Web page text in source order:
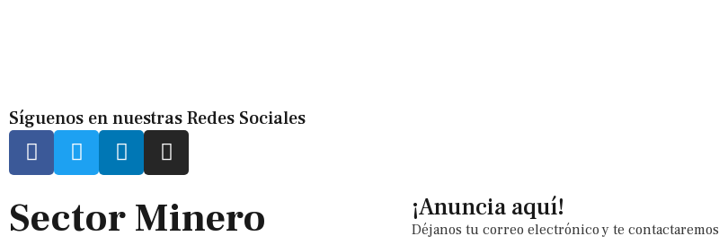
Síguenos en nuestras Redes Sociales
Sector Minero
¡Anuncia aquí!
Déjanos tu correo electrónico y te contactaremos